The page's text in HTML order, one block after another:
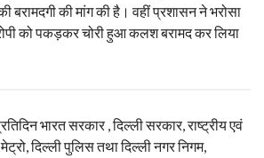
बरामदगी की मांग की है। वहीं प्रशासन ने भरोसा
को पकड़कर चोरी हुआ कलश बरामद कर लिया
भारत सरकार , दिल्ली सरकार, राष्ट्रीय एवं
दिल्ली पुलिस तथा दिल्ली नगर निगम,